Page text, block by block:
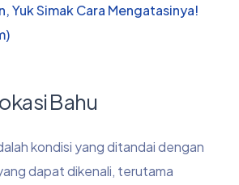
Yuk Simak Cara Mengatasinya!
Bahu
kondisi yang ditandai dengan
dapat dikenali, terutama